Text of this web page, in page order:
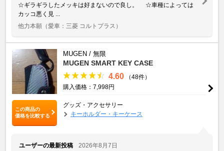
☆ギラギラしたメッキは好まないので良し。 ☆車種によっては
カッコ悪く見 ...
他力本願 （愛車：三菱 コルトプラス）
この商品の
価格を比較する
MUGEN / 無限
MUGEN SMART KEY CASE
4.60
（48件）
購入価格：7,998円
グッズ・アクセサリー
キーホルダー・キーケース
ユーザーの最新投稿
2026年8月7日